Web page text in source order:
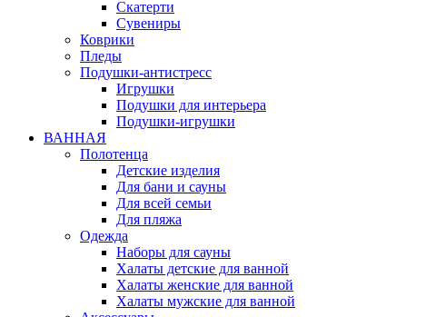
Скатерти
Сувениры
Коврики
Пледы
Подушки-антистресс
Игрушки
Подушки для интерьера
Подушки-игрушки
ВАННАЯ
Полотенца
Детские изделия
Для бани и сауны
Для всей семьи
Для пляжа
Одежда
Наборы для сауны
Халаты детские для ванной
Халаты женские для ванной
Халаты мужские для ванной